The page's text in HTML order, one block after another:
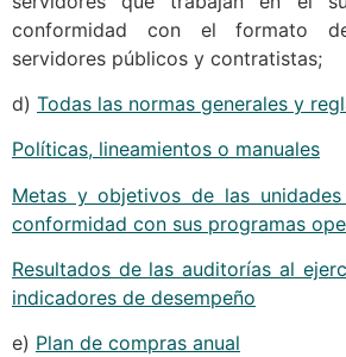
conformidad con el formato
servidores públicos y contratistas;
d) Todas las normas generales y
Políticas, lineamientos o manuales
Metas y objetivos de las
conformidad con sus programas
Resultados de las auditorías al
indicadores de desempeño
e) Plan de compras anual